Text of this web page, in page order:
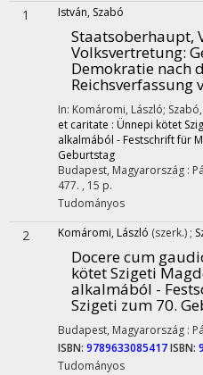
1 István, Szabó
Staatsoberhaupt,
Volksvertretung:
Demokratie nach
Reichsverfassung
In: Komáromi, László;
et caritate : Ünnepi kötet
alkalmából - Festschrift für
Geburtstag
Budapest, Magyarország :
477. , 15 p.
Tudományos
2 Komáromi, László (szerk.) ;
Docere cum
kötet Szigeti
alkalmából -
Szigeti zum 70.
Budapest, Magyarország :
ISBN: 9789633085417ISBN:
Tudományos